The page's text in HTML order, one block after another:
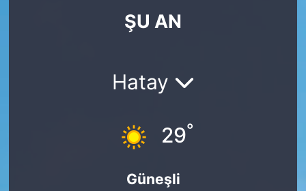
ŞU AN
Hatay
29°
Güneşli
KÖŞE YAZILARI